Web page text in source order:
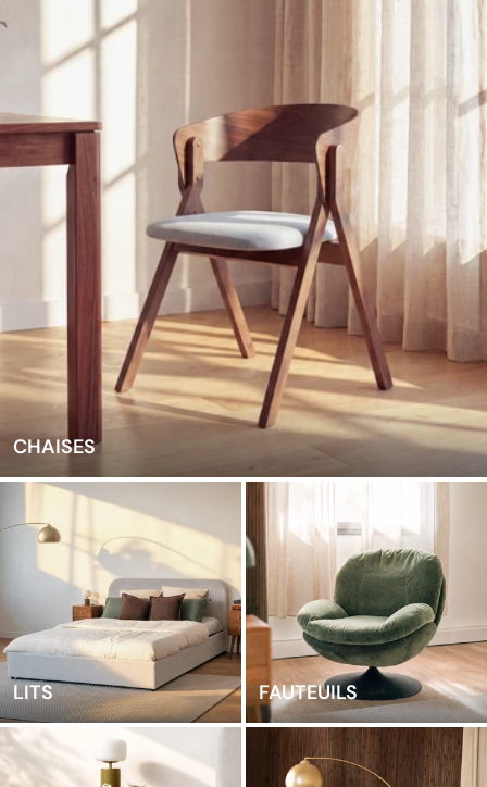
CHAISES
LITS FAUTEUILS